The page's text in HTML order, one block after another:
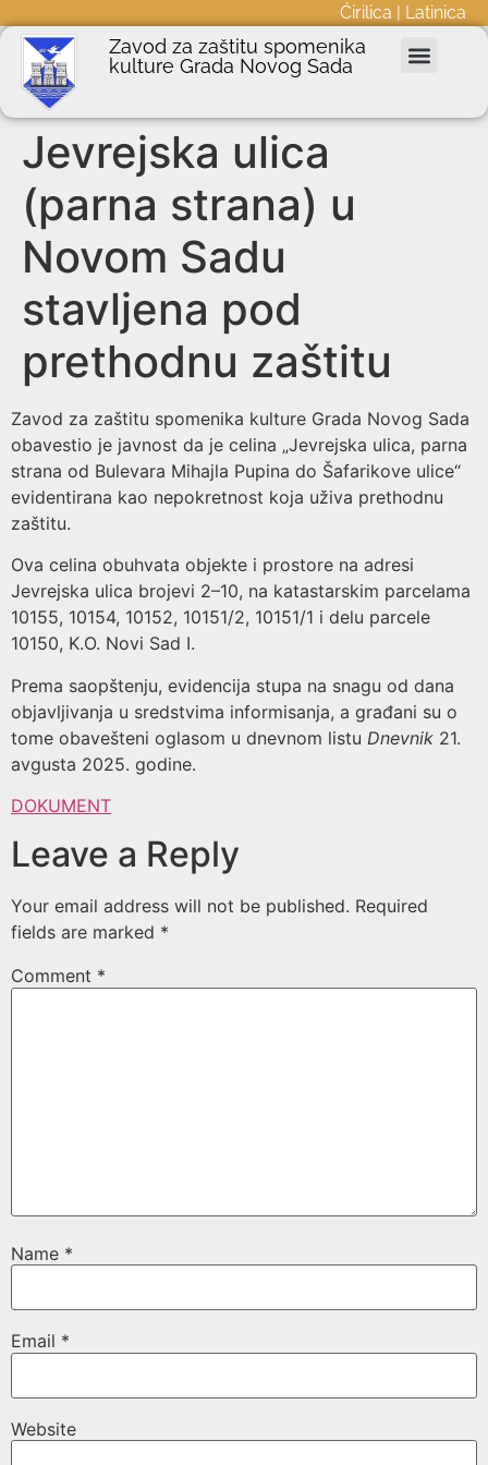
Ćirilica | Latinica
Zavod za zaštitu spomenika
kulture Grada Novog Sada
Jevrejska ulica
(parna strana) u
Novom Sadu
stavljena pod
prethodnu zaštitu
Zavod za zaštitu spomenika kulture Grada Novog Sada
obavestio je javnost da je celina „Jevrejska ulica, parna
strana od Bulevara Mihajla Pupina do Šafarikove ulice“
evidentirana kao nepokretnost koja uživa prethodnu
zaštitu.
Ova celina obuhvata objekte i prostore na adresi
Jevrejska ulica brojevi 2–10, na katastarskim parcelama
10155, 10154, 10152, 10151/2, 10151/1 i delu parcele
10150, K.O. Novi Sad I.
Prema saopštenju, evidencija stupa na snagu od dana
objavljivanja u sredstvima informisanja, a građani su o
tome obavešteni oglasom u dnevnom listu Dnevnik 21.
avgusta 2025. godine.
DOKUMENT
Leave a Reply
Your email address will not be published. Required
fields are marked *
Comment *
Name *
Email *
Website